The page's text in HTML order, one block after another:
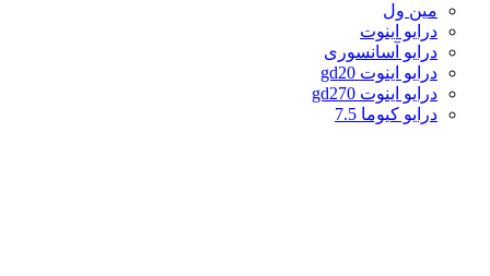
مین ول
درایو اینوت
درایو آسانسوری
درایو اینوت gd20
درایو اینوت gd270
درایو کیوما 7.5